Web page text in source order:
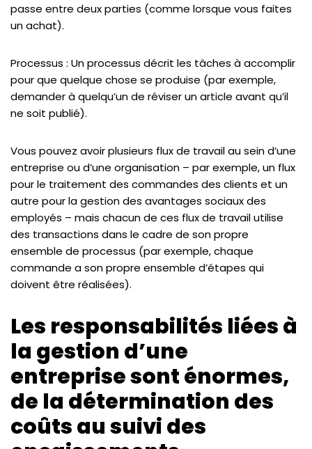
passe entre deux parties (comme lorsque vous faites
un achat).
Processus : Un processus décrit les tâches à accomplir
pour que quelque chose se produise (par exemple,
demander à quelqu’un de réviser un article avant qu’il
ne soit publié).
Vous pouvez avoir plusieurs flux de travail au sein d’une
entreprise ou d’une organisation – par exemple, un flux
pour le traitement des commandes des clients et un
autre pour la gestion des avantages sociaux des
employés – mais chacun de ces flux de travail utilise
des transactions dans le cadre de son propre
ensemble de processus (par exemple, chaque
commande a son propre ensemble d’étapes qui
doivent être réalisées).
Les responsabilités liées à
la gestion d’une
entreprise sont énormes,
de la détermination des
coûts au suivi des